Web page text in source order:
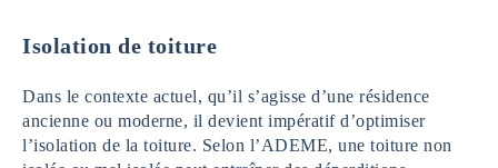
Isolation de toiture
Dans le contexte actuel, qu’il s’agisse d’une résidence
ancienne ou moderne, il devient impératif d’optimiser
l’isolation de la toiture. Selon l’ADEME, une toiture non